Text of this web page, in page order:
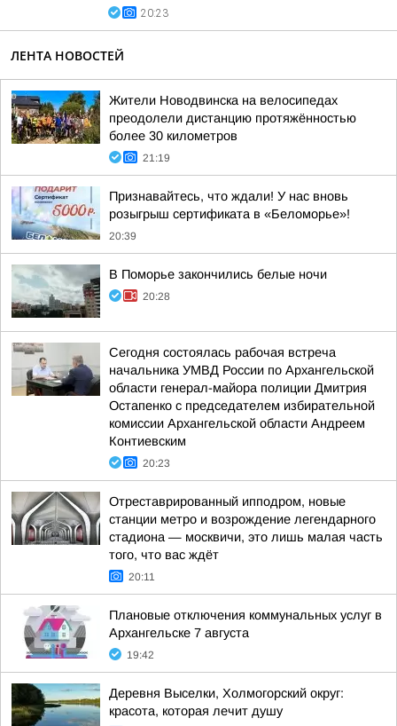
20:23
ЛЕНТА НОВОСТЕЙ
Жители Новодвинска на велосипедах
преодолели дистанцию протяжённостью
более 30 километров
21:19
Признавайтесь, что ждали! У нас вновь
розыгрыш сертификата в «Беломорье»!
20:39
В Поморье закончились белые ночи
20:28
Сегодня состоялась рабочая встреча
начальника УМВД России по Архангельской
области генерал-майора полиции Дмитрия
Остапенко с председателем избирательной
комиссии Архангельской области Андреем
Контиевским
20:23
Отреставрированный ипподром, новые
станции метро и возрождение легендарного
стадиона — москвичи, это лишь малая часть
того, что вас ждёт
20:11
Плановые отключения коммунальных услуг в
Архангельске 7 августа
19:42
Деревня Выселки, Холмогорский округ:
красота, которая лечит душу